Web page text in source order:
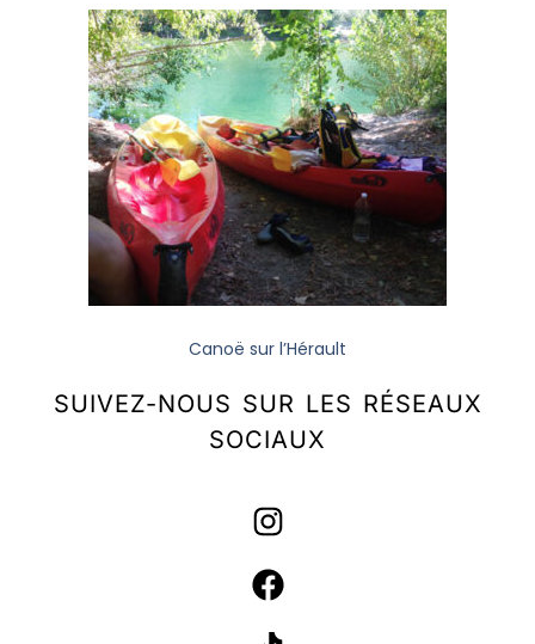
Canoë sur l’Hérault
SUIVEZ-NOUS SUR LES RÉSEAUX
SOCIAUX